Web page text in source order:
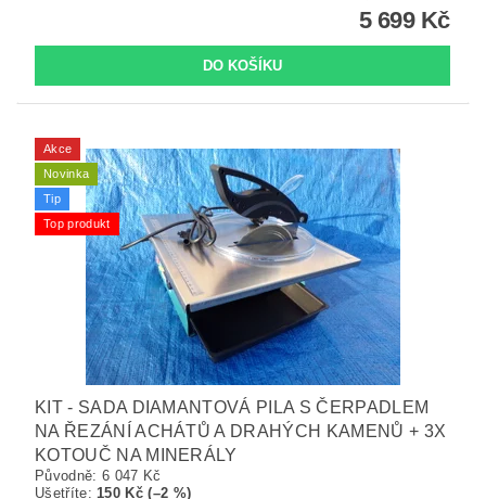
5 699 Kč
Akce
Novinka
Tip
Top produkt
KIT - SADA DIAMANTOVÁ PILA S ČERPADLEM
NA ŘEZÁNÍ ACHÁTŮ A DRAHÝCH KAMENŮ + 3X
KOTOUČ NA MINERÁLY
Původně: 6 047 Kč
Ušetříte:150 Kč (–2 %)